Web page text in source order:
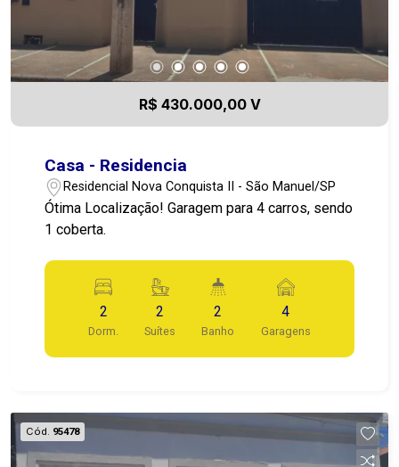
R$ 430.000,00 V
Casa - Residencia
Residencial Nova Conquista II - São Manuel/SP
Ótima Localização! Garagem para 4 carros, sendo
1 coberta.
2
Dorm.
2
Suítes
2
Banho
4
Garagens
Cód. 95478